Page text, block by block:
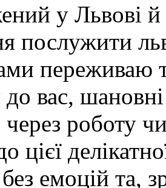
у Львові
послужити
вас,
через роботу
цієї
емоцій та,